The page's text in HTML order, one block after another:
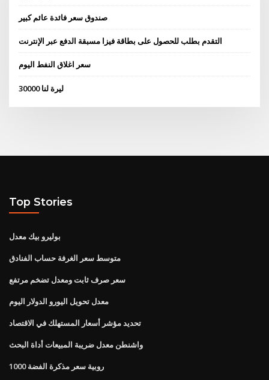
صندوق سعر فائدة عائم كبير
التقدم بطلب للحصول على بطاقة فيزا مسبقة الدفع عبر الإنترنت
سعر اغلاق النفط اليوم
30000 ليرة لنا
Top Stories
بوليرو بيك معدل
متوسط ​​سعر الغرفة حساب الفنادق
سعر صرف ثابت ومعدل تضخم مرتفع
معدل تحويل اليورو الدولار اليوم
تحديد مؤشر أسعار المستهلك في الاقتصاد
واشنطن معدل ضريبة المبيعات أداة البحث
1000 روبية سعر مذكرة الفضة